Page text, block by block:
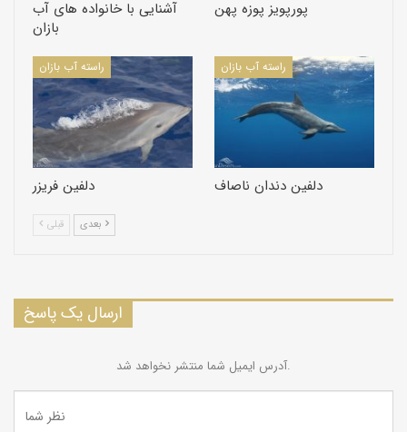
پراكنش جهانی:
عادات:معمولاً‌در دسته‌های پنج تا شش تایی مشاهده می‌شوند، برای
كنجكاوی نزدیك كشتی‌ها می‌آیند. طول فواره حدود چهار متر است.
حدود 12 ماه است. یك بچه می‌زاید كه حدود سه و نیم متر طول و
حدود یك تن وزن دارد. كمتر از یك سال شیر می‌خورد. در 10 تا 12
آشنایی با خانواده های آب
بازان
پورپویز پوزه‌ پهن
راسته آب بازان
دلفین فریزر
راسته آب بازان
دلفین دندان ناصاف
قبلی
ارسال یک پاسخ
آدرس ایمیل شما منتشر نخواهد شد.